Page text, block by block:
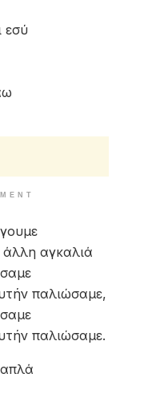
εσύ
αγκαλιά
παλιώσαμε,
παλιώσαμε.